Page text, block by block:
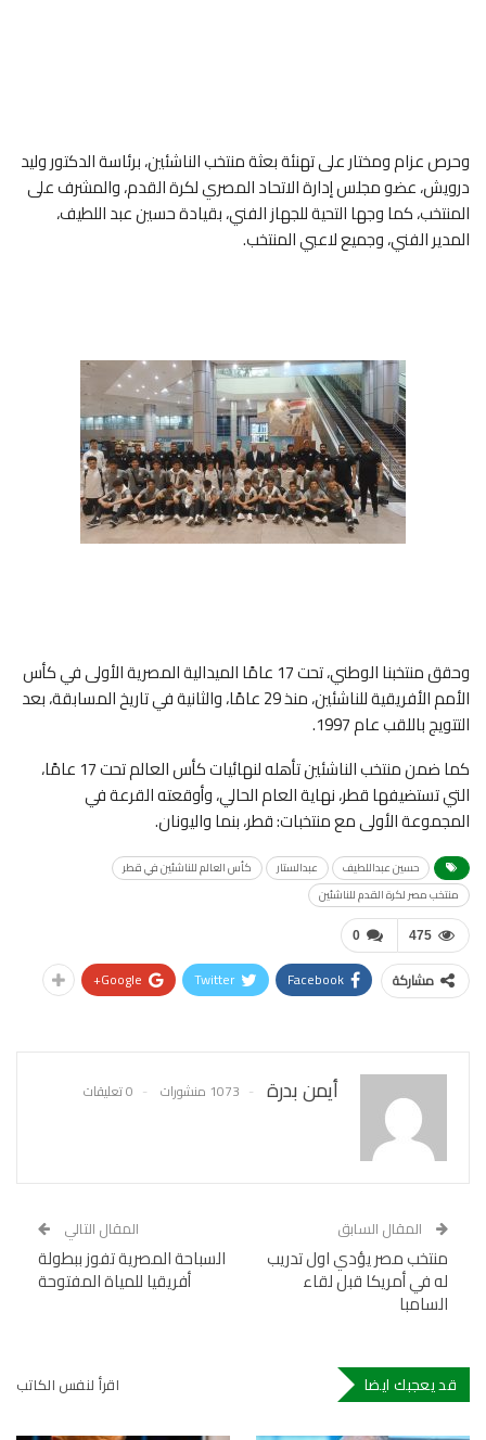
وحرص عزام ومختار على تهنئة بعثة منتخب الناشئين، برئاسة الدكتور وليد
درويش، عضو مجلس إدارة الاتحاد المصري لكرة القدم، والمشرف على
المنتخب، كما وجها التحية للجهاز الفني، بقيادة حسين عبد اللطيف،
المدير الفني، وجميع لاعبي المنتخب.
وحقق منتخبنا الوطني، تحت 17 عامًا الميدالية المصرية الأولى في كأس
الأمم الأفريقية للناشئين، منذ 29 عامًا، والثانية في تاريخ المسابقة، بعد
التتويج باللقب عام 1997.
كما ضمن منتخب الناشئين تأهله لنهائيات كأس العالم تحت 17 عامًا،
التي تستضيفها قطر، نهاية العام الحالي، وأوقعته القرعة في
المجموعة الأولى مع منتخبات: قطر، بنما واليونان.
حسين عبداللطيف عبدالستار
كأس العالم للناشئين في قطر
منتخب مصر لكرة القدم للناشئين
0 475
مشاركة Facebook
Twitter
Google+
أيمن بدرة 1073 منشورات 0 تعليقات
المقال السابق
منتخب مصر يؤدي اول تدريب
له في أمريكا قبل لقاء
السامبا
المقال التالي
السباحة المصرية تفوز ببطولة
أفريقيا للمياة المفتوحة
قد يعجبك ايضا اقرأ لنفس الكاتب